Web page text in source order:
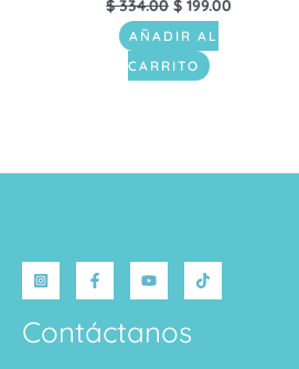
$334.00 $ 199.00
AÑADIR AL
CARRITO
Contáctanos